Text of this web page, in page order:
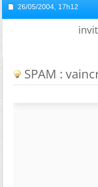
26/05/2004, 17h12
SPAM :